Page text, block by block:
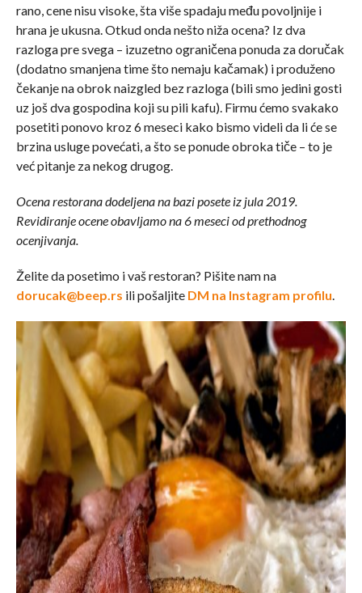
rano, cene nisu visoke, šta više spadaju među povoljnije i
hrana je ukusna. Otkud onda nešto niža ocena? Iz dva
razloga pre svega – izuzetno ograničena ponuda za doručak
(dodatno smanjena time što nemaju kačamak) i produženo
čekanje na obrok naizgled bez razloga (bili smo jedini gosti
uz još dva gospodina koji su pili kafu). Firmu ćemo svakako
posetiti ponovo kroz 6 meseci kako bismo videli da li će se
brzina usluge povećati, a što se ponude obroka tiče – to je
već pitanje za nekog drugog.
Ocena restorana dodeljena na bazi posete iz jula 2019.
Revidiranje ocene obavljamo na 6 meseci od prethodnog
ocenjivanja.
Želite da posetimo i vaš restoran? Pišite nam na
dorucak@beep.rs ili pošaljite DM na Instagram profilu.